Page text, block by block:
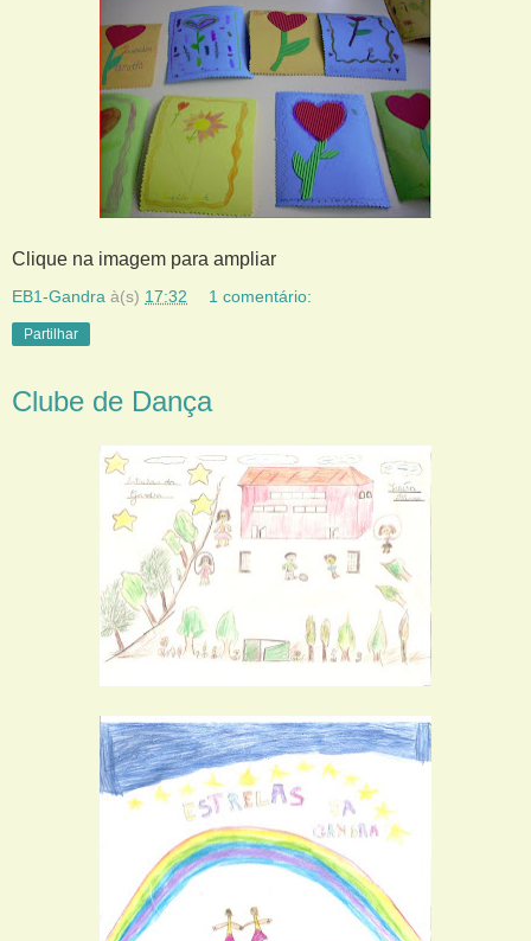
Clique na imagem para ampliar
EB1-Gandra à(s) 17:32 1 comentário:
Partilhar
Clube de Dança